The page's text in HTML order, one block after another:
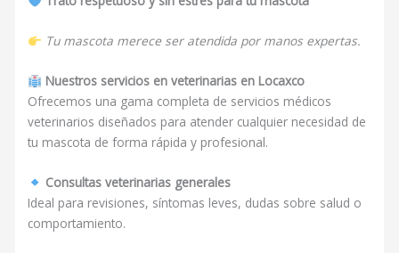
Tu mascota merece ser atendida por manos expertas.
Nuestros servicios en veterinarias en Locaxco
Ofrecemos una gama completa de servicios médicos
veterinarios diseñados para atender cualquier necesidad de
tu mascota de forma rápida y profesional.
Consultas veterinarias generales
Ideal para revisiones, síntomas leves, dudas sobre salud o
comportamiento.